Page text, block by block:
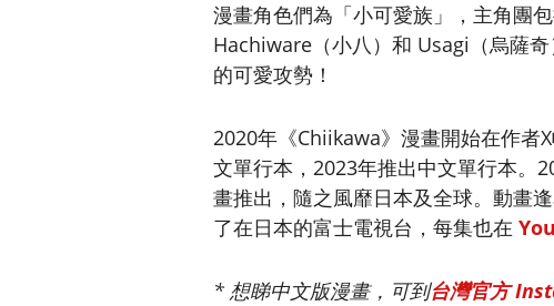
漫畫角色們為「小可愛族」，主角團
Hachiware（小八）和 Usagi（烏薩
的可愛攻勢！
2020年《Chiikawa》漫畫開始在作者
文單行本，2023年推出中文單行本。
畫推出，隨之風靡日本及全球。動畫
了在日本的富士電視台，每集也在
* 想睇中文版漫畫，可到台灣官方